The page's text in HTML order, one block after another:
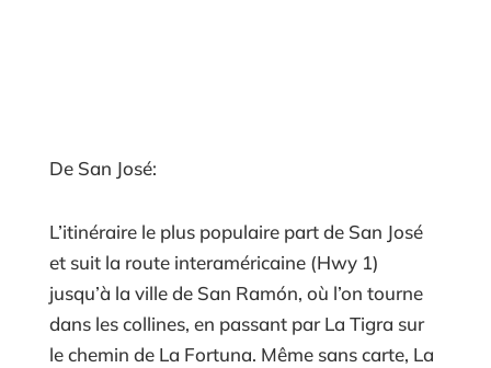
De San José:
L’itinéraire le plus populaire part de San José
et suit la route interaméricaine (Hwy 1)
jusqu’à la ville de San Ramón, où l’on tourne
dans les collines, en passant par La Tigra sur
le chemin de La Fortuna. Même sans carte, La